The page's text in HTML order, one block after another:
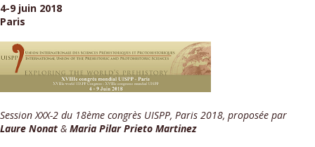
4-9 juin 2018
Paris
Session XXX-2 du 18ème congrès UISPP, Paris 2018, proposée par
Laure Nonat & Maria Pilar Prieto Martinez